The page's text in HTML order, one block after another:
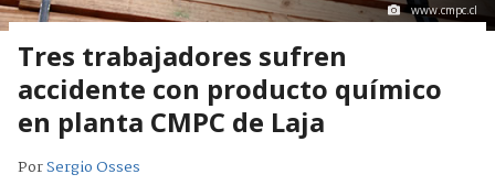
www.cmpc.cl
Tres trabajadores sufren
accidente con producto químico
en planta CMPC de Laja
PorSergio Osses